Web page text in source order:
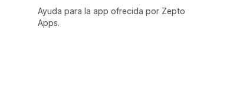
Ayuda para la app ofrecida por Zepto
Apps.